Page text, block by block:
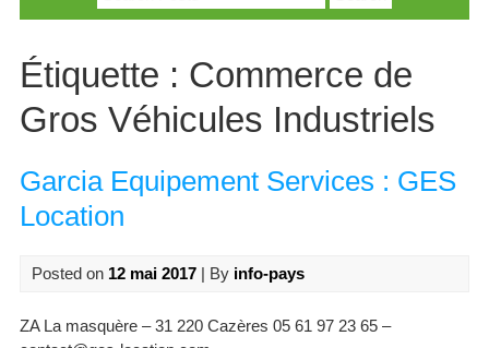
for:
Étiquette : Commerce de
Gros Véhicules Industriels
Garcia Equipement Services : GES
Location
Posted on 12 mai 2017| By info-pays
ZA La masquère – 31 220 Cazères 05 61 97 23 65 –